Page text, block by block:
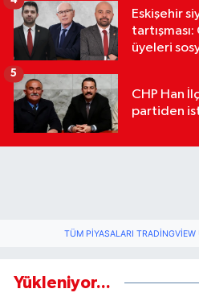
Eskişehir
üyeleri
CHP Han
partiden
5
TÜM PIYASALARI TRADINGVIEW
Yükleniyor...